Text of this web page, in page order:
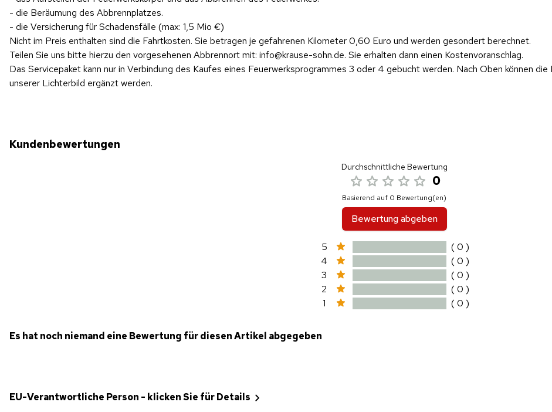
- die Beräumung des Abbrennplatzes.
- die Versicherung für Schadensfälle (max: 1,5 Mio €)
Nicht im Preis enthalten sind die Fahrtkosten. Sie betragen je gefahrenen Kilometer 0,60 Euro und werden gesondert berechnet.
Teilen Sie uns bitte hierzu den vorgesehenen Abbrennort mit: info@krause-sohn.de. Sie erhalten dann einen Kostenvoranschlag.
Das Servicepaket kann nur in Verbindung des Kaufes eines Feuerwerksprogrammes 3 oder 4 gebucht werden. Nach Oben können
unserer Lichterbild ergänzt werden.
Kundenbewertungen
Durchschnittliche Bewertung
0
Basierend auf 0 Bewertung(en)
Bewertung abgeben
5
( 0 )
4
( 0 )
3
( 0 )
2
( 0 )
1
( 0 )
Es hat noch niemand eine Bewertung für diesen Artikel abgegeben
EU-Verantwortliche Person - klicken Sie für Details